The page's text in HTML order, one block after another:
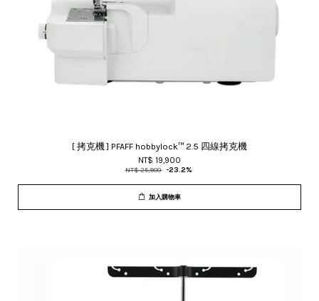
[ 拷克機 ] PFAFF hobbylock™ 2.5 四線拷克機
NT$ 19,900
NT$ 25,900 -23.2%
加入購物車